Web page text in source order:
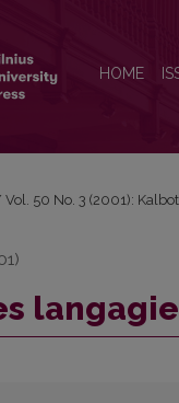
HOME
Vol. 50 No. 3 (2001):